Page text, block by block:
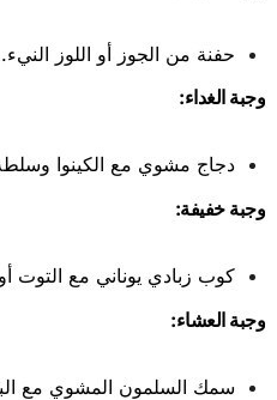
حفنة من الجوز أو اللوز النيء.
وجبة الغداء:
دجاج مشوي مع الكينوا
وجبة خفيفة:
كوب زبادي يوناني مع التوت
وجبة العشاء:
سمك السلمون المشوي مع